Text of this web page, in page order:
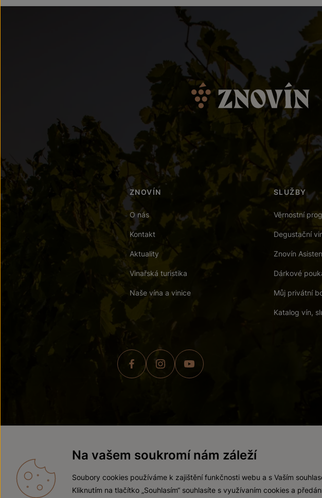
ZNOVÍN
O nás
Kontakt
Aktuality
Vinařská turistika
Naše vína a vinice
SLUŽBY
Věrnostní
Degustační
Znovín
Dárkové
Můj privátní
Katalog vín,
Zákaz prodeje
Na vašem soukromí nám záleží
Soubory cookies používáme k zajištění funkčnosti webu a s Vaším
Kliknutím na tlačítko „Souhlasím“ souhlasíte s využívaním cookies a